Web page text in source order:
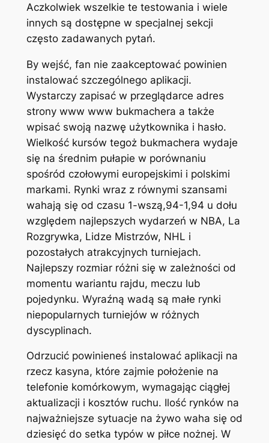
Aczkolwiek wszelkie te testowania i wiele
innych są dostępne w specjalnej sekcji
często zadawanych pytań.
By wejść, fan nie zaakceptować powinien
instalować szczególnego aplikacji.
Wystarczy zapisać w przeglądarce adres
strony www www bukmachera a także
wpisać swoją nazwę użytkownika i hasło.
Wielkość kursów tegoż bukmachera wydaje
się na średnim pułapie w porównaniu
spośród czołowymi europejskimi i polskimi
markami. Rynki wraz z równymi szansami
wahają się od czasu 1-wszą,94-1,94 u dołu
względem najlepszych wydarzeń w NBA, La
Rozgrywka, Lidze Mistrzów, NHL i
pozostałych atrakcyjnych turniejach.
Najlepszy rozmiar różni się w zależności od
momentu wariantu rajdu, meczu lub
pojedynku. Wyraźną wadą są małe rynki
niepopularnych turniejów w różnych
dyscyplinach.
Odrzucić powinieneś instalować aplikacji na
rzecz kasyna, które zajmie położenie na
telefonie komórkowym, wymagając ciągłej
aktualizacji i kosztów ruchu. Ilość rynków na
najważniejsze sytuacje na żywo waha się od
dziesięć do setka typów w piłce nożnej. W